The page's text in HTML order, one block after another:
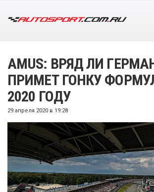
AMUS: ВРЯД ЛИ
ПРИМЕТ ГОНКУ
2020 ГОДУ
29 апреля 2020 в 19:28